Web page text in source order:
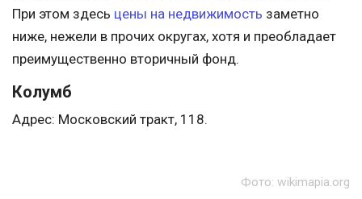
При этом здесь цены на недвижимость заметно
ниже, нежели в прочих округах, хотя и преобладает
преимущественно вторичный фонд.
Колумб
Адрес: Московский тракт, 118.
Фото: wikimapia.org